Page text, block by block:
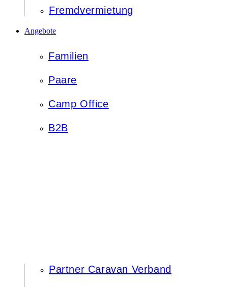
Fremdvermietung
Angebote
Familien
Paare
Camp Office
B2B
Partner Caravan Verband